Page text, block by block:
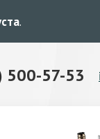
.
500-57-53